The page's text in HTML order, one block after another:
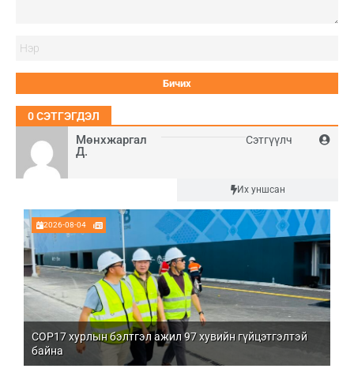
Мөнхжаргал
Д.
Сэтгүүлч
Их уншсан
2026-08-04
COP17 хурлын бэлтгэл ажил 97 хувийн гүйцэтгэлтэй
байна
0СЭТГЭГДЭЛ